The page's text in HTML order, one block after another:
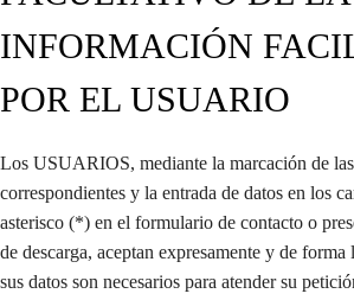
INFORMACIÓN
POR EL USUARIO
Los USUARIOS, mediante la marcación de
correspondientes y la entrada de datos en los
asterisco (*) en el formulario de contacto o
de descarga, aceptan expresamente y de
sus datos son necesarios para atender su